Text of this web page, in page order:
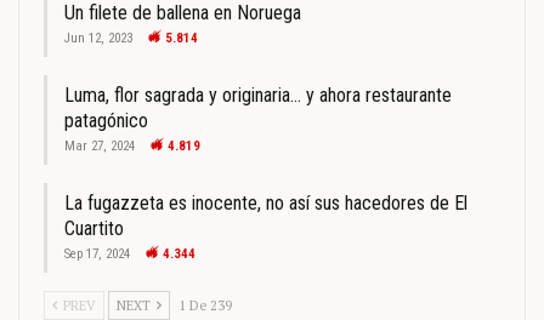
Un filete de ballena en Noruega
Jun 12, 2023 5.814
Luma, flor sagrada y originaria… y ahora restaurante
patagónico
Mar 27, 2024 4.819
La fugazzeta es inocente, no así sus hacedores de El
Cuartito
Sep 17, 2024 4.344
PREV NEXT 1 De 239